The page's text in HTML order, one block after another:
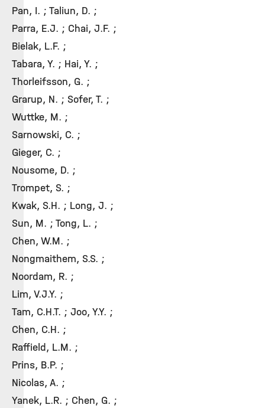
Pan, I. ; Taliun, D. ;
Parra, E.J. ; Chai, J.F. ;
Bielak, L.F. ;
Tabara, Y. ; Hai, Y. ;
Thorleifsson, G. ;
Grarup, N. ; Sofer, T. ;
Wuttke, M. ;
Sarnowski, C. ;
Gieger, C. ;
Nousome, D. ;
Trompet, S. ;
Kwak, S.H. ; Long, J. ;
Sun, M. ; Tong, L. ;
Chen, W.M. ;
Nongmaithem, S.S. ;
Noordam, R. ;
Lim, V.J.Y. ;
Tam, C.H.T. ; Joo, Y.Y. ;
Chen, C.H. ;
Raffield, L.M. ;
Prins, B.P. ;
Nicolas, A. ;
Yanek, L.R. ; Chen, G. ;